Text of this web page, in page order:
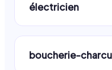
électricien
boucherie-